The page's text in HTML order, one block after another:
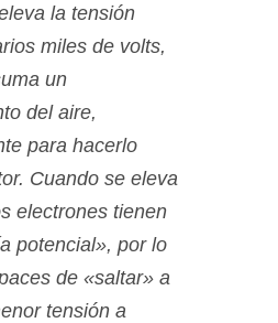
la tensión
miles de volts,
un
del aire,
para hacerlo
Cuando se eleva
electrones tienen
potencial», por lo
de «saltar» a
tensión a